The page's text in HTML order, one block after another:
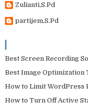
Zulianti,S.Pd
partijem,S.Pd
Best Screen Recording
Best Image Optimization
How to Limit WordPress
How to Turn Off Active